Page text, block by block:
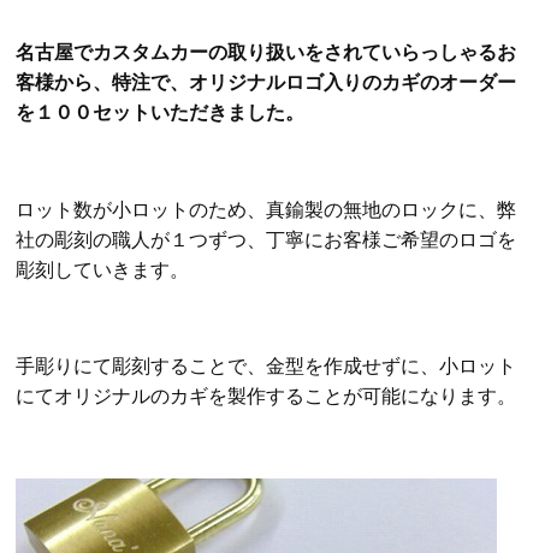
名古屋でカスタムカーの取り扱いをされていらっしゃるお
客様から、特注で、オリジナルロゴ入りのカギのオーダー
を１００セットいただきました。
ロット数が小ロットのため、真鍮製の無地のロックに、弊
社の彫刻の職人が１つずつ、丁寧にお客様ご希望のロゴを
彫刻していきます。
手彫りにて彫刻することで、金型を作成せずに、小ロット
にてオリジナルのカギを製作することが可能になります。